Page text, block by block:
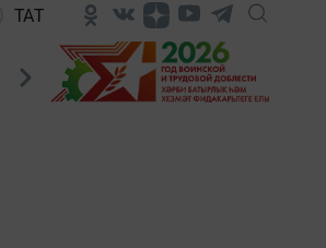
ТАТ
Новости Госавтоинспекции